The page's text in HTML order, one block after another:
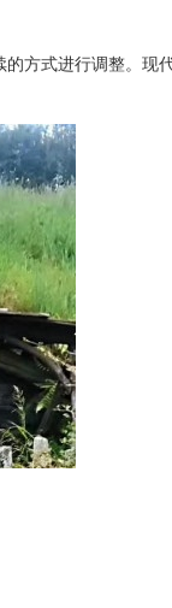
方式进行调整。现